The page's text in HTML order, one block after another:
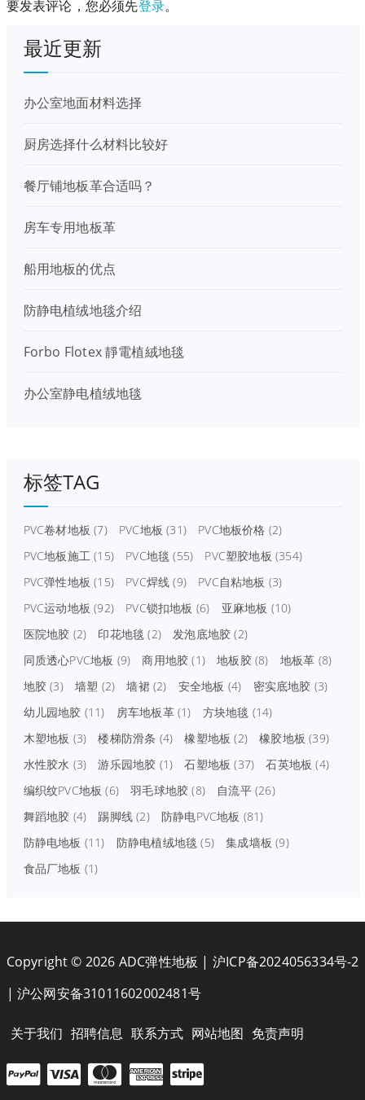
要发表评论，您必须先登录。
最近更新
办公室地面材料选择
厨房选择什么材料比较好
餐厅铺地板革合适吗？
房车专用地板革
船用地板的优点
防静电植绒地毯介绍
Forbo Flotex 靜電植絨地毯
办公室静电植绒地毯
标签TAG
PVC卷材地板 (7) PVC地板 (31) PVC地板价格 (2)
PVC地板施工(15) PVC地毯 (55) PVC塑胶地板 (354)
PVC弹性地板 (15) PVC焊线 (9) PVC自粘地板 (3)
PVC运动地板 (92) PVC锁扣地板 (6) 亚麻地板 (10)
医院地胶 (2) 印花地毯 (2) 发泡底地胶 (2)
同质透心PVC地板 (9) 商用地胶 (1) 地板胶(8) 地板革 (8)
地胶(3) 墙塑 (2) 墙裙(2) 安全地板 (4) 密实底地胶 (3)
幼儿园地胶 (11) 房车地板革(1) 方块地毯 (14)
木塑地板 (3) 楼梯防滑条 (4) 橡塑地板 (2) 橡胶地板 (39)
水性胶水 (3) 游乐园地胶 (1) 石塑地板 (37) 石英地板 (4)
编织纹PVC地板 (6) 羽毛球地胶 (8) 自流平(26)
舞蹈地胶 (4) 踢脚线(2) 防静电PVC地板 (81)
防静电地板 (11) 防静电植绒地毯 (5) 集成墙板 (9)
食品厂地板 (1)
Copyright © 2026 ADC弹性地板 | 沪ICP备2024056334号-2
| 沪公网安备31011602002481号
关于我们 招聘信息 联系方式 网站地图 免责声明